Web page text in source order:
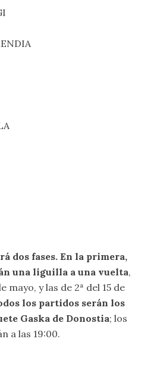
dos fases. En la primera,
una liguilla a una vuelta,
mayo, y las de 2ª del 15 de
los partidos serán los
Gaska de Donostia; los
a las 19:00.